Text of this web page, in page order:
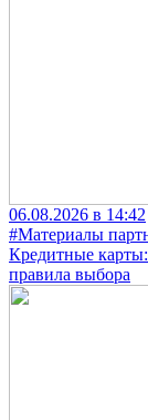
06.08.2026 в 14:42
#Материалы
Кредитные
правила выбора